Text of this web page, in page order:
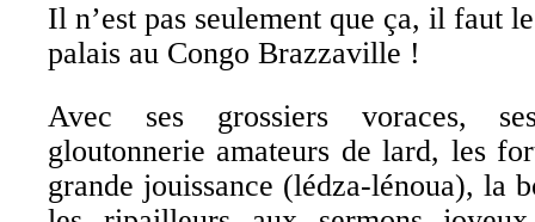
Il n’est pas seulement que ça, il faut
palais au Congo Brazzaville !
Avec ses grossiers voraces,
gloutonnerie amateurs de lard, les
grande jouissance (lédza-lénoua), la